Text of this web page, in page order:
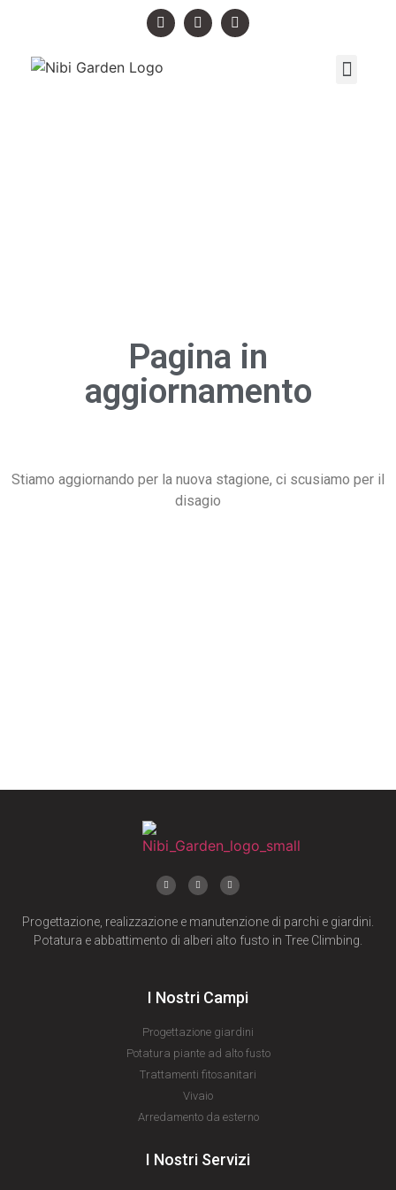
Pagina in
aggiornamento
Stiamo aggiornando per la nuova stagione, ci scusiamo per il
disagio
Progettazione, realizzazione e manutenzione di parchi e giardini.
Potatura e abbattimento di alberi alto fusto in Tree Climbing.
I Nostri Campi
Progettazione giardini
Potatura piante ad alto fusto
Trattamenti fitosanitari
Vivaio
Arredamento da esterno
I Nostri Servizi